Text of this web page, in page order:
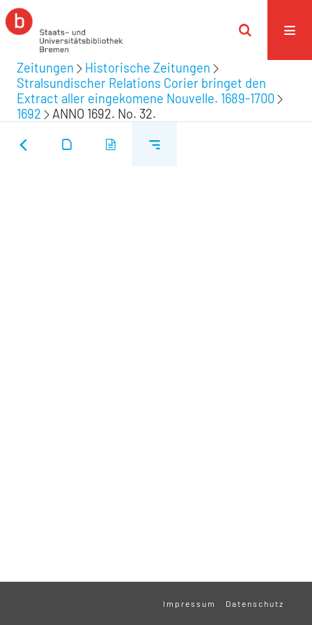
Zeitungen
Historische Zeitungen
Stralsundischer Relations Corier bringet den
Extract aller eingekomene Nouvelle. 1689-1700
1692
ANNO 1692. No. 32.
Impressum Datenschutz